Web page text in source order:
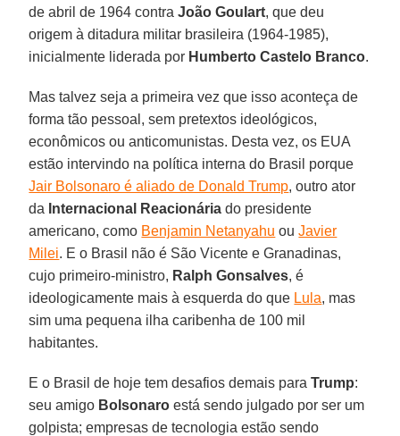
de abril de 1964 contraJoão Goulart, que deu
origem à ditadura militar brasileira (1964-1985),
inicialmente liderada por Humberto Castelo Branco.
Mas talvez seja a primeira vez que isso aconteça de
forma tão pessoal, sem pretextos ideológicos,
econômicos ou anticomunistas. Desta vez, os EUA
estão intervindo na política interna do Brasil porque
Jair Bolsonaro é aliado de Donald Trump, outro ator
da Internacional Reacionária do presidente
americano, como Benjamin Netanyahu ouJavier
Milei. E o Brasil não é São Vicente e Granadinas,
cujo primeiro-ministro, Ralph Gonsalves, é
ideologicamente mais à esquerda do que Lula, mas
sim uma pequena ilha caribenha de 100 mil
habitantes.
E o Brasil de hoje tem desafios demais paraTrump:
seu amigo Bolsonaro está sendo julgado por ser um
golpista; empresas de tecnologia estão sendo